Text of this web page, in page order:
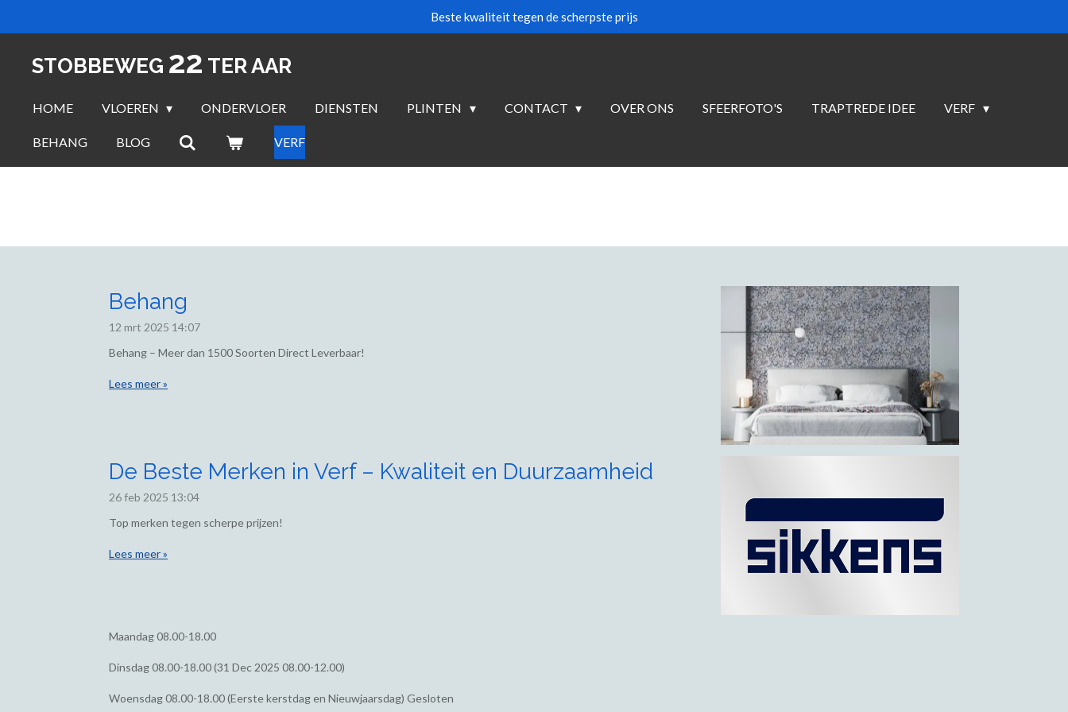
hoofdinhoud
Beste kwaliteit tegen de scherpste prijs
STOBBEWEG 22 TER AAR
HOME VLOEREN ONDERVLOER DIENSTEN PLINTEN CONTACT OVER ONS SFEERFOTO'S TRAPTREDE IDEE VERF
BEHANG BLOG VERF
Behang
12 mrt 2025 14:07
Behang – Meer dan 1500 Soorten Direct Leverbaar!
Lees meer »
De Beste Merken in Verf – Kwaliteit en Duurzaamheid
26 feb 2025 13:04
Top merken tegen scherpe prijzen!
Lees meer »
Maandag08.00-18.00
Dinsdag08.00-18.00 (31 Dec 2025 08.00-12.00)
Woensdag08.00-18.00 (Eerste kerstdag en Nieuwjaarsdag) Gesloten